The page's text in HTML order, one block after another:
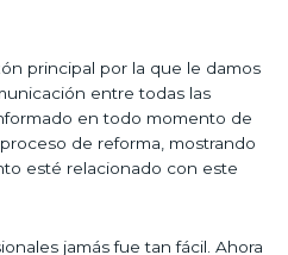
principal por la que le damos
entre todas las
en todo momento de
de reforma, mostrando
esté relacionado con este
jamás fue tan fácil. Ahora